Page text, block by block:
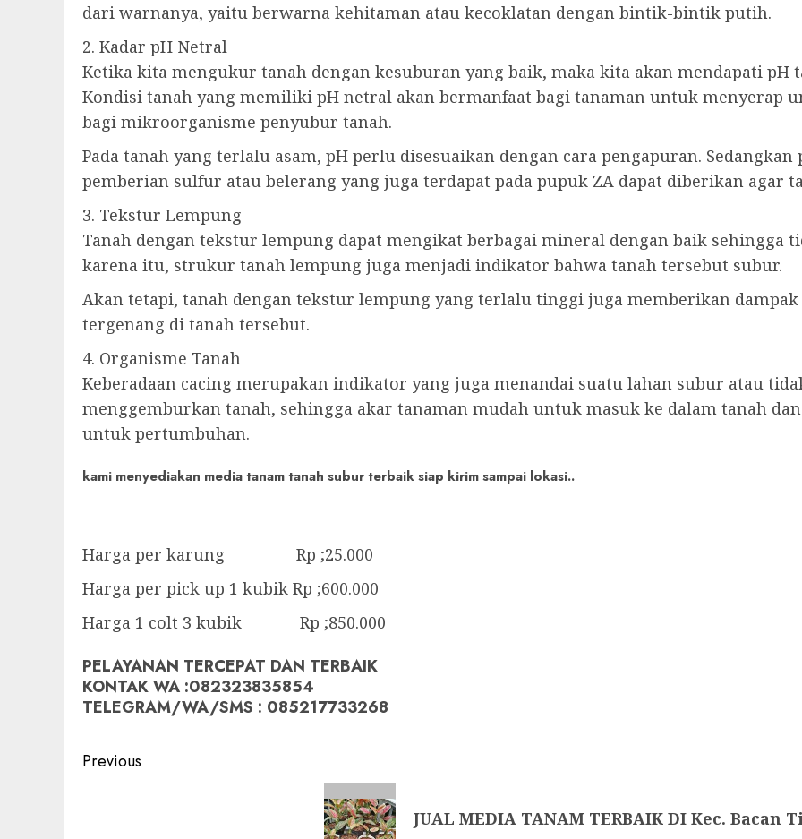
dari warnanya, yaitu berwarna kehitaman atau kecoklatan dengan bintik-bintik putih.
2. Kadar pH Netral
Ketika kita mengukur tanah dengan kesuburan yang baik, maka kita akan mendapati pH
Kondisi tanah yang memiliki pH netral akan bermanfaat bagi tanaman untuk menyerap
bagi mikroorganisme penyubur tanah.
Pada tanah yang terlalu asam, pH perlu disesuaikan dengan cara pengapuran.
pemberian sulfur atau belerang yang juga terdapat pada pupuk ZA dapat diberikan agar
3. Tekstur Lempung
Tanah dengan tekstur lempung dapat mengikat berbagai mineral dengan baik sehingga
karena itu, strukur tanah lempung juga menjadi indikator bahwa tanah tersebut subur.
Akan tetapi, tanah dengan tekstur lempung yang terlalu tinggi juga memberikan
tergenang di tanah tersebut.
4. Organisme Tanah
Keberadaan cacing merupakan indikator yang juga menandai suatu lahan subur atau
menggemburkan tanah, sehingga akar tanaman mudah untuk masuk ke dalam tanah
untuk pertumbuhan.
kami menyediakan media tanam tanah subur terbaik siap kirim sampai lokasi..
Harga per karung Rp ;25.000
Harga per pick up 1 kubik Rp ;600.000
Harga 1 colt 3 kubik Rp ;850.000
PELAYANAN TERCEPAT DAN TERBAIK
KONTAK WA :082323835854
TELEGRAM/WA/SMS : 085217733268
Post
Previous
JUAL MEDIA TANAM TERBAIK DI Kec.